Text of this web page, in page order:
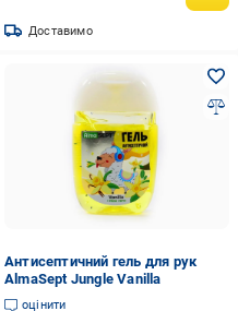
Доставимо
Антисептичний гель для рук
AlmaSept Jungle Vanilla
оцінити